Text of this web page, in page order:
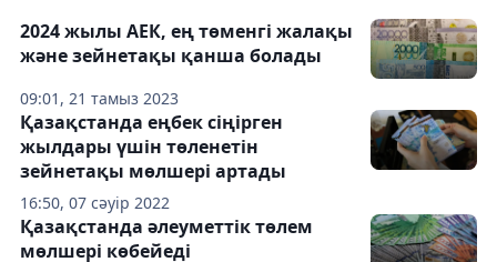
09:01, 21 тамыз 2023
2024 жылы АЕК, ең төменгі жалақы
және зейнетақы қанша болады
16:50, 07 сәуір 2022
Қазақстанда еңбек сіңірген
жылдары үшін төленетін
зейнетақы мөлшері артады
Қазақстанда әлеуметтік төлем
мөлшері көбейеді